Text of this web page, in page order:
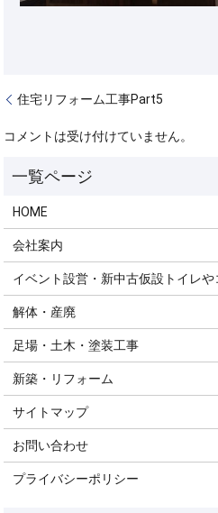
住宅リフォーム工事Part5
コメントは受け付けていません。
HOME
会社案内
イベント設営・新中古仮設トイレ
解体・産廃
足場・土木・塗装工事
新築・リフォーム
サイトマップ
お問い合わせ
プライバシーポリシー